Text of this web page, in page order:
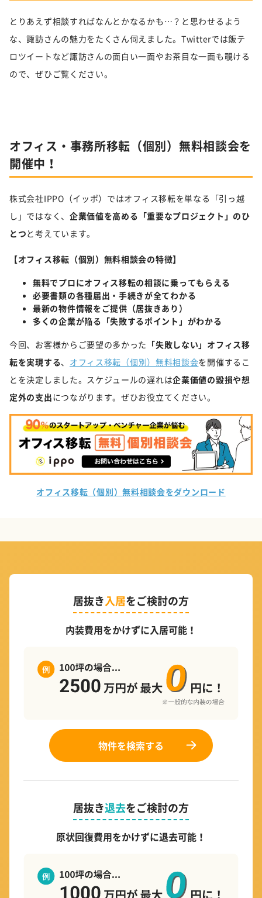
とりあえず相談すればなんとかなるかも…？と思わせるよう
な、諏訪さんの魅力をたくさん伺えました。Twitterでは飯テ
ロツイートなど諏訪さんの面白い一面やお茶目な一面も覗ける
ので、ぜひご覧ください。
オフィス・事務所移転（個別）無料相談会を
開催中！
株式会社IPPO（イッポ）ではオフィス移転を単なる「引っ越
し」ではなく、 企業価値を高める「重要なプロジェクト」のひ
とつと考えています。
【オフィス移転（個別）無料相談会の特徴】
無料でプロにオフィス移転の相談に乗ってもらえる
必要書類の各種届出・手続きが全てわかる
最新の物件情報をご提供（居抜きあり）
多くの企業が陥る「失敗するポイント」がわかる
今回、お客様からご要望の多かった 「失敗しない」オフィス移
転を実現する、 オフィス移転（個別）無料相談会を開催するこ
とを決定しました。スケジュールの遅れは企業価値の毀損や想
定外の支出につながります。ぜひお役立てください。
オフィス移転（個別）無料相談会をダウンロード
居抜き入居をご検討の方
内装費用をかけずに入居可能！
物件を検索する
居抜き退去をご検討の方
原状回復費用をかけずに退去可能！